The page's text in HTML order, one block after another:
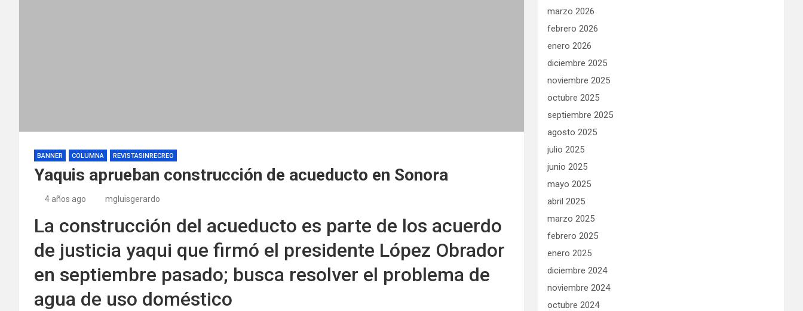
BANNER COLUMNA REVISTASINRECREO
Yaquis aprueban construcción de acueducto en Sonora
4 años ago mgluisgerardo
La construcción del acueducto es parte de los acuerdo
de justicia yaqui que firmó el presidente López Obrador
en septiembre pasado; busca resolver el problema de
agua de uso doméstico
marzo 2026
febrero 2026
enero 2026
diciembre 2025
noviembre 2025
octubre 2025
septiembre 2025
agosto 2025
julio 2025
junio 2025
mayo 2025
abril 2025
marzo 2025
febrero 2025
enero 2025
diciembre 2024
noviembre 2024
octubre 2024